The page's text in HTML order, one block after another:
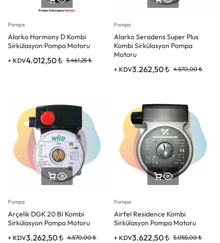
Pompa
Alarko Harmony D Kombi
Sirkülasyon Pompa Motoru
4.012,50₺ 5.461,25₺
+ KDV
Pompa
Alarko Seradens Super Plus
Kombi Sirkülasyon Pompa
Motoru
3.262,50₺ 4.570,00₺
+ KDV
Pompa
Arçelik DGK 20 BI Kombi
Sirkülasyon Pompa Motoru
3.262,50₺ 4.570,00₺
+ KDV
Pompa
Airfel Residence Kombi
Sirkülasyon Pompa Motoru
3.622,50₺ 5.055,00₺
+ KDV